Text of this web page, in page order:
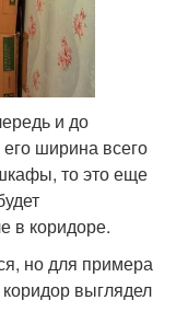
и до
ширина всего
то это еще
в коридоре.
но для примера
выглядел